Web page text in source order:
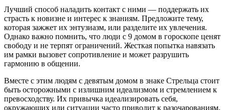
Лучший способ наладить контакт с ними — поддержать их
страсть к новизне и интерес к знаниям. Предложите тему,
которая зажжет их энтузиазм, или разделите их увлечения.
Однако важно помнить, что люди с 9 домом в гороскопе ценят
свободу и не терпят ограничений. Жесткая попытка навязать
им рамки вызовет сопротивление и может разрушить
гармонию в общении.
Вместе с этим людям с девятым домом в знаке Стрельца стоит
быть осторожными с излишним идеализмом и стремлением к
превосходству. Их привычка идеализировать себя,
окружающих или ситуации часто приводит к разочарованиям,